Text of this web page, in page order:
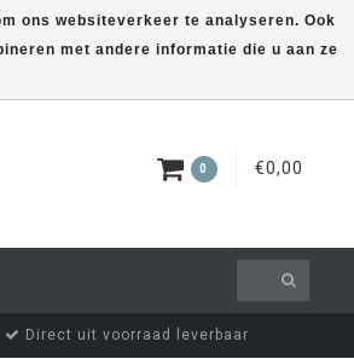
0 €0,00
Direct uit voorraad leverbaar
ons websiteverkeer te analyseren. Ook
met andere informatie die u aan ze